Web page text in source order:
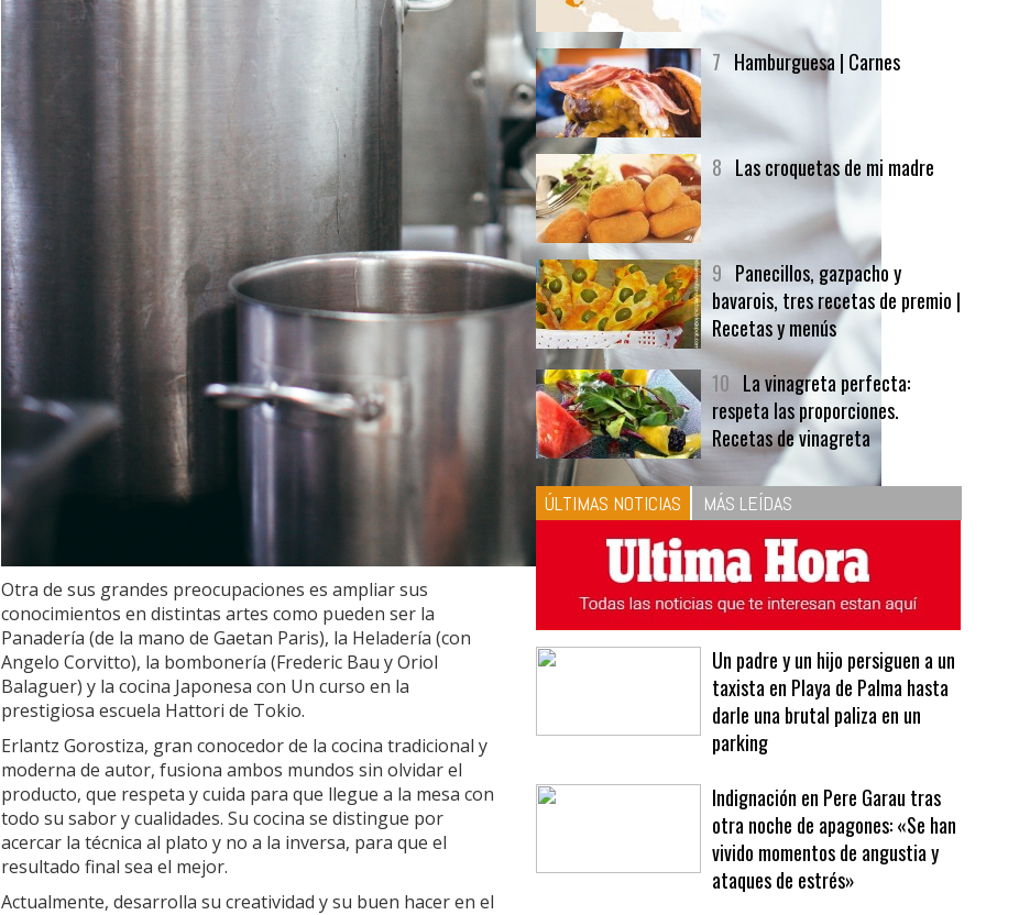
Otra de sus grandes preocupaciones es ampliar sus
conocimientos en distintas artes como pueden ser la
Panadería (de la mano de Gaetan Paris), la Heladería (con
Angelo Corvitto), la bombonería (Frederic Bau y Oriol
Balaguer) y la cocina Japonesa con Un curso en la
prestigiosa escuela Hattori de Tokio.
Erlantz Gorostiza, gran conocedor de la cocina tradicional y
moderna de autor, fusiona ambos mundos sin olvidar el
producto, que respeta y cuida para que llegue a la mesa con
todo su sabor y cualidades. Su cocina se distingue por
acercar la técnica al plato y no a la inversa, para que el
resultado final sea el mejor.
Actualmente, desarrolla su creatividad y su buen hacer en el
7 Hamburguesa | Carnes
8 Las croquetas de mi madre
9 Panecillos, gazpacho y
bavarois, tres recetas de premio |
Recetas y menús
10 La vinagreta perfecta:
respeta las proporciones.
Recetas de vinagreta
ÚLTIMAS NOTICIAS MÁS LEÍDAS
Un padre y un hijo persiguen a un
taxista en Playa de Palma hasta
darle una brutal paliza en un
parking
Indignación en Pere Garau tras
otra noche de apagones: «Se han
vivido momentos de angustia y
ataques de estrés»